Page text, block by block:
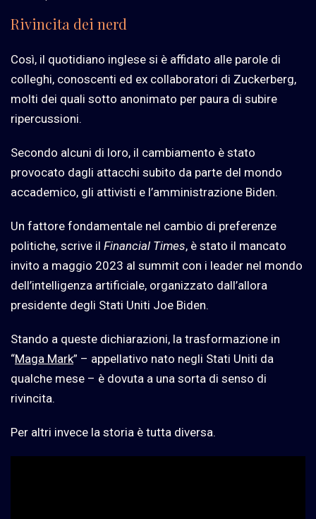
Rivincita dei nerd
Così, il quotidiano inglese si è affidato alle parole di
colleghi, conoscenti ed ex collaboratori di Zuckerberg,
molti dei quali sotto anonimato per paura di subire
ripercussioni.
Secondo alcuni di loro, il cambiamento è stato
provocato dagli attacchi subito da parte del mondo
accademico, gli attivisti e l’amministrazione Biden.
Un fattore fondamentale nel cambio di preferenze
politiche, scrive il Financial Times, è stato il mancato
invito a maggio 2023 al summit con i leader nel mondo
dell’intelligenza artificiale, organizzato dall’allora
presidente degli Stati Uniti Joe Biden.
Stando a queste dichiarazioni, la trasformazione in
“Maga Mark” – appellativo nato negli Stati Uniti da
qualche mese – è dovuta a una sorta di senso di
rivincita.
Per altri invece la storia è tutta diversa.